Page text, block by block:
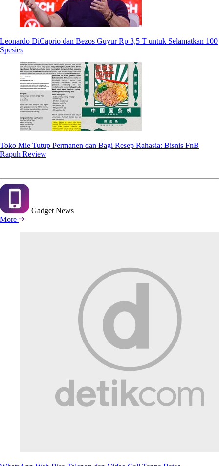
Leonardo DiCaprio dan Bezos Guyur Rp 3,5 T untuk Selamatkan 100
Spesies
Toko Mie Tutup Permanen dan Bagi Resep Rahasia: Bisnis FnB
Rapuh Review
Gadget News
More